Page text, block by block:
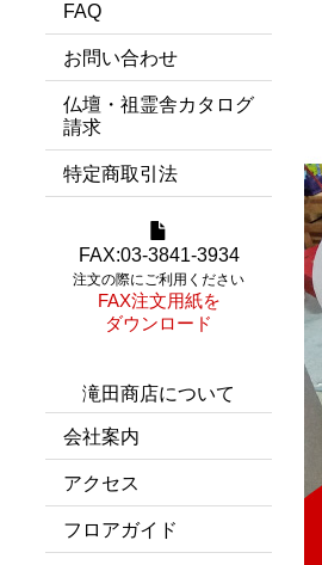
FAQ
お問い合わせ
仏壇・祖霊舎カタログ
請求
特定商取引法
FAX:03-3841-3934
注文の際にご利用ください
FAX注文用紙を
ダウンロード
滝田商店について
会社案内
アクセス
フロアガイド